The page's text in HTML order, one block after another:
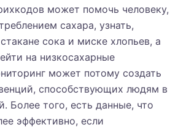
может помочь человеку,
сахара, узнать,
сока и миске хлопьев, а
на низкосахарные
может потому создать
способствующих людям в
Более того, есть данные, что
эффективно, если